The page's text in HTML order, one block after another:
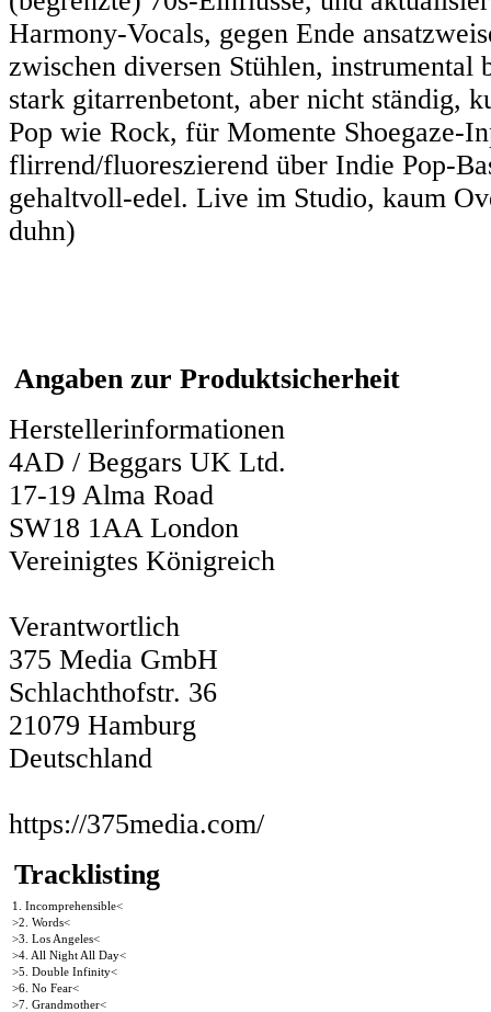
Harmony-Vocals, gegen Ende
zwischen diversen Stühlen, instrumental
stark gitarrenbetont, aber nicht ständig,
Pop wie Rock, für Momente Shoegaze-
flirrend/fluoreszierend über Indie Pop-
gehaltvoll-edel. Live im Studio, kaum
duhn)
Angaben zur Produktsicherheit
Herstellerinformationen
4AD / Beggars UK Ltd.
17-19 Alma Road
SW18 1AA London
Vereinigtes Königreich
Verantwortlich
375 Media GmbH
Schlachthofstr. 36
21079 Hamburg
Deutschland
https://375media.com/
Tracklisting
1. Incomprehensible<
>2. Words<
>3. Los Angeles<
>4. All Night All Day<
>5. Double Infinity<
>6. No Fear<
>7. Grandmother<